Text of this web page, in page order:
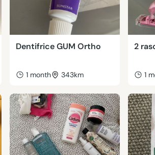
Dentifrice GUM Ortho
1 month 343km
2
1